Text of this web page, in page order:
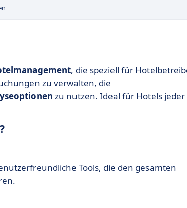
, die speziell für
zu verwalten, die
zu nutzen. Ideal für Hotels jeder
Tools, die den gesamten